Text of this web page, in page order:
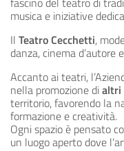
musica e iniziative
Il Teatro Cecchetti,
danza, cinema
Accanto ai teatri,
nella promozione dialtri
territorio, favorendo la
formazione e creatività.
Ogni spazio è pensato
un luogo aperto dove